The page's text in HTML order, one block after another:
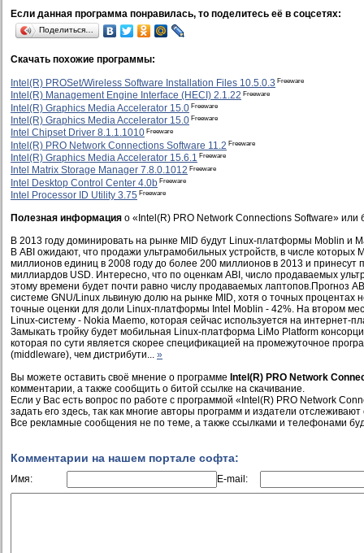
Если данная программа понравилась, то поделитесь её в соцсетях:
Поделиться…
Скачать похожие программы:
Intel(R) PROSet/Wireless Software Installation Files 10.5.0.3 Freeware
Intel(R) Management Engine Interface (HECI) 2.1.22 Freeware
Intel(R) Graphics Media Accelerator 15.0 Freeware
Intel(R) Graphics Media Accelerator 15.0 Freeware
Intel Chipset Driver 8.1.1.1010 Freeware
Intel(R) PRO Network Connections Software 11.2 Freeware
Intel(R) Graphics Media Accelerator 15.6.1 Freeware
Intel Matrix Storage Manager 7.8.0.1012 Freeware
Intel Desktop Control Center 4.0b Freeware
Intel Processor ID Utility 3.75 Freeware
Полезная информация о «Intel(R) PRO Network Connections Software»
В 2013 году доминировать на рынке MID будут Linux-платформы Moblin и
В ABI ожидают, что продажи ультрамобильных устройств, в числе которых
миллионов единиц в 2008 году до более 200 миллионов в 2013 и принесут
миллиардов USD. Интересно, что по оценкам ABI, число продаваемых
этому времени будет почти равно числу продаваемых лаптопов.Прогноз
системе GNU/Linux львиную долю на рынке MID, хотя о точных процентах
точные оценки для доли Linux-платформы Intel Moblin - 42%. На втором
Linux-систему - Nokia Maemo, которая сейчас используется на интернет-
Замыкать тройку будет мобильная Linux-платформа LiMo Platform
которая по сути является скорее спецификацией на промежуточное
(middleware), чем дистрибути... »
Вы можете оставить своё мнение о программе Intel(R) PRO Network
комментарии, а также сообщить о битой ссылке на скачивание.
Если у Вас есть вопрос по работе с программой «Intel(R) PRO Network
задать его здесь, так как многие авторы программ и издатели
Все рекламные сообщения не по теме, а также ссылками и телефонами
Комментарии на нашем портале софта:
Имя: E-mail: